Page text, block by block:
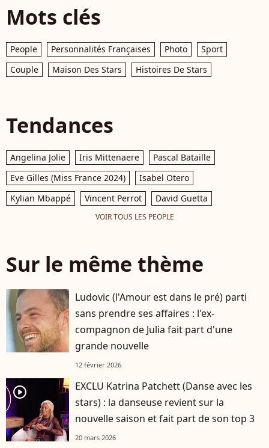
Mots clés
People Personnalités Françaises Photo
Sport
Couple
Maison Des Stars Histoires De Stars
Tendances
Angelina Jolie Iris Mittenaere
Pascal Bataille
Eve Gilles (Miss France 2024)
Isabel Otero
Kylian Mbappé
Vincent Perrot David Guetta
VOIR TOUS LES PEOPLE
Sur le même thème
Ludovic (l'Amour est dans le pré) parti
sans prendre ses affaires : l'ex-
compagnon de Julia fait part d'une
grande nouvelle
12 février 2026
player2
EXCLU Katrina Patchett (Danse avec les
stars) : la danseuse revient sur la
nouvelle saison et fait part de son top 3
20 mars 2026